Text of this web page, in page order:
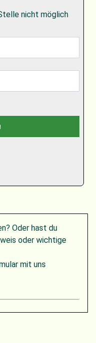
nicht möglich
Oder hast du
oder wichtige
mit uns